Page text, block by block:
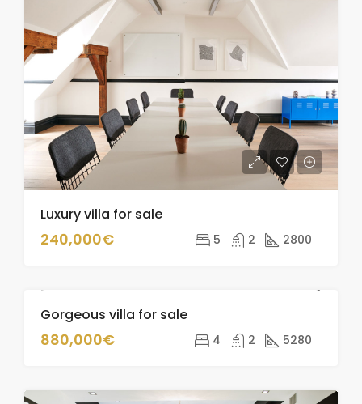
Luxury villa for sale
240,000€ 5 2 2800
Gorgeous villa for sale
880,000€ 4 2 5280